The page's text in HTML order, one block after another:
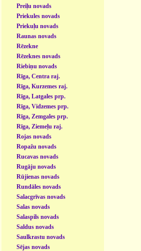
Preiļu novads
Priekules novads
Priekuļu novads
Raunas novads
Rēzekne
Rēzeknes novads
Riebiņu novads
Rīga, Centra raj.
Rīga, Kurzemes raj.
Rīga, Latgales prp.
Rīga, Vidzemes prp.
Rīga, Zemgales prp.
Rīga, Ziemeļu raj.
Rojas novads
Ropažu novads
Rucavas novads
Rugāju novads
Rūjienas novads
Rundāles novads
Salacgrīvas novads
Salas novads
Salaspils novads
Saldus novads
Saulkrastu novads
Sējas novads